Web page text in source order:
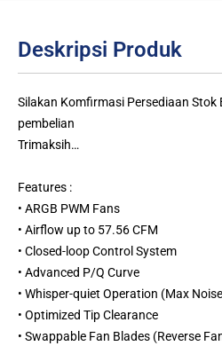
Deskripsi Produk
Silakan Komfirmasi Persediaan Stok
pembelian
Trimaksih…
Features :
• ARGB PWM Fans
• Airflow up to 57.56 CFM
• Closed-loop Control System
• Advanced P/Q Curve
• Whisper-quiet Operation (Max
• Optimized Tip Clearance
• Swappable Fan Blades (Reverse